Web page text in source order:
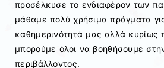
προσέλκυσε το ενδιαφέρον των
μάθαμε πολύ χρήσιμα πράγματα
καθημερινότητά μας αλλά
μπορούμε όλοι να βοηθήσουμε
περιβάλλοντος.